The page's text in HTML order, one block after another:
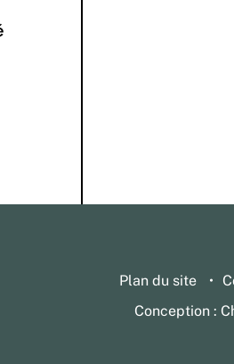
Plan du site
Conception :